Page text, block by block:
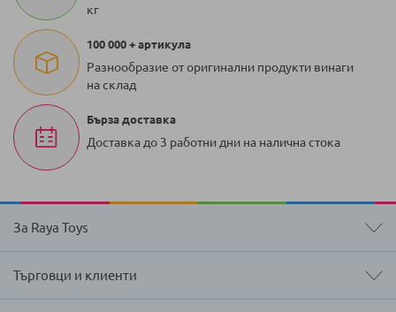
кг
100 000 + артикула
Разнообразие от оригинални продукти винаги
на склад
Бърза доставка
Доставка до 3 работни дни на налична стока
За Raya Toys
Търговци и клиенти